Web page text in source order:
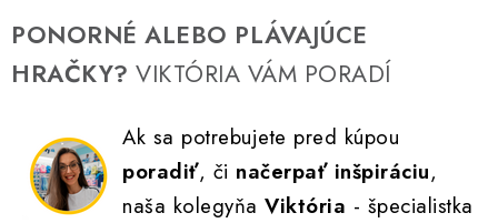
k
y
PONORNÉ ALEBO PLÁVAJÚCE
HRAČKY? VIKTÓRIA VÁM PORADÍ
Ak sa potrebujete pred kúpou
poradiť, či načerpať inšpiráciu,
naša kolegyňa Viktória - špecialistka